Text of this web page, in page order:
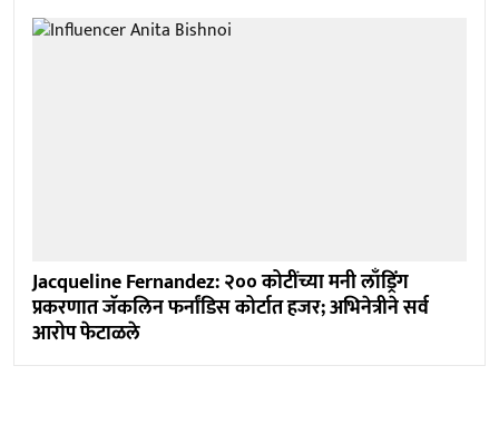
Jacqueline Fernandez: २०० कोटींच्या मनी लाँड्रिंग
प्रकरणात जॅकलिन फर्नांडिस कोर्टात हजर; अभिनेत्रीने सर्व
आरोप फेटाळले